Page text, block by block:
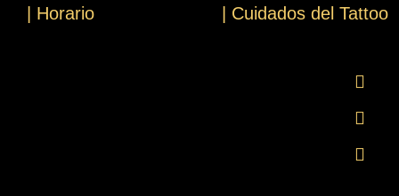
| Horario
| Cuidados del Tattoo